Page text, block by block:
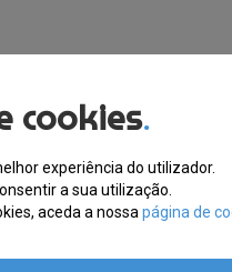
cookies.
experiência do utilizador.
a sua utilização.
aceda a nossa página de